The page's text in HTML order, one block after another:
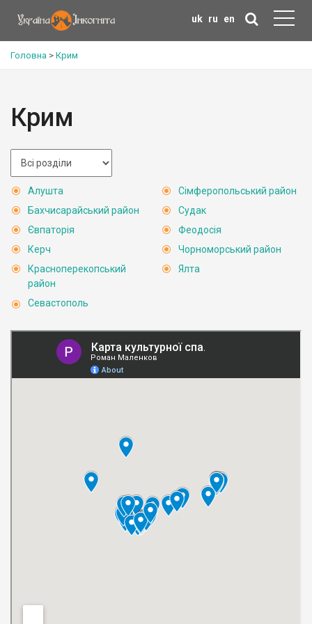
uk ru en
Головна > Крим
Крим
Алушта
Бахчисарайський район
Євпаторія
Керч
Красноперекопський
район
Севастополь
Сімферопольський район
Судак
Феодосія
Чорноморський район
Ялта